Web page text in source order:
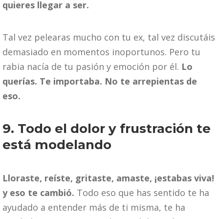
quieres llegar a ser.
Tal vez pelearas mucho con tu ex, tal vez discutáis
demasiado en momentos inoportunos. Pero tu
rabia nacía de tu pasión y emoción por él. Lo
querías. Te importaba. No te arrepientas de
eso.
9. Todo el dolor y frustración te
está modelando
Lloraste, reíste, gritaste, amaste, ¡estabas viva!
y eso te cambió. Todo eso que has sentido te ha
ayudado a entender más de ti misma, te ha